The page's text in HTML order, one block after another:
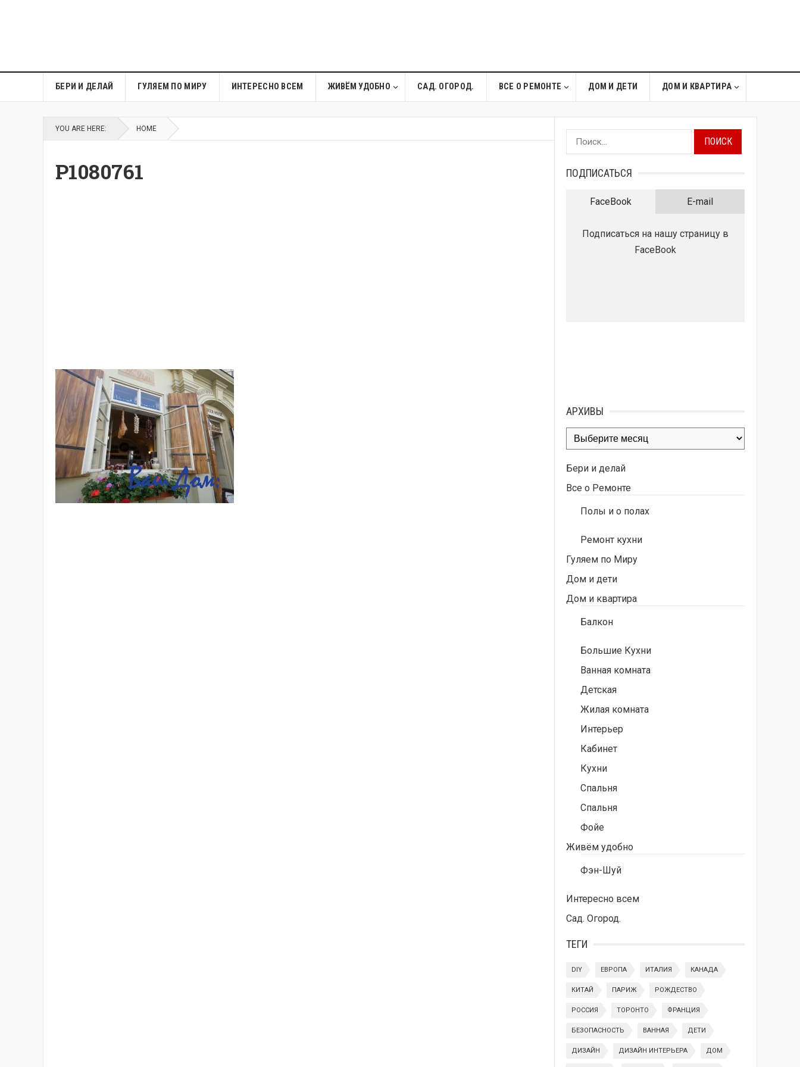
БЕРИ И ДЕЛАЙ ГУЛЯЕМ ПО МИРУ ИНТЕРЕСНО ВСЕМ ЖИВЁМ УДОБНО САД. ОГОРОД. ВСЕ О РЕМОНТЕ ДОМ И ДЕТИ ДОМ И КВАРТИРА
YOU ARE HERE: HOME
P1080761
Найти:
ПОДПИСАТЬСЯ
FaceBook E-mail
Подписаться на нашу страницу в
FaceBook
АРХИВЫ
Архивы
Бери и делай
Все о Ремонте
Полы и о полах
Ремонт кухни
Гуляем по Миру
Дом и дети
Дом и квартира
Балкон
Большие Кухни
Ванная комната
Детская
Жилая комната
Интерьер
Кабинет
Кухни
Спальня
Спальня
Фойе
Живём удобно
Фэн-Шуй
Интересно всем
Сад. Огород.
ТЕГИ
DIY ЕВРОПА ИТАЛИЯ КАНАДА
КИТАЙ ПАРИЖ РОЖДЕСТВО
РОССИЯ ТОРОНТО ФРАНЦИЯ
БЕЗОПАСНОСТЬ ВАННАЯ ДЕТИ
ДИЗАЙН ДИЗАЙН ИНТЕРЬЕРА ДОМ